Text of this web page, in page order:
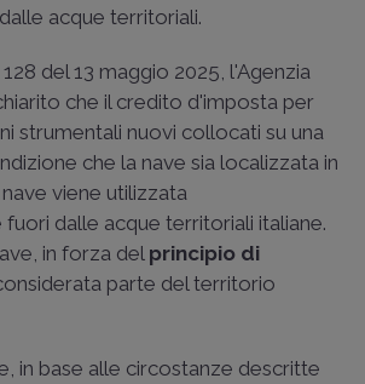
acque territoriali.
del 13 maggio 2025, l'Agenzia
che il credito d'imposta per
strumentali nuovi collocati su una
che la nave sia localizzata in
viene utilizzata
dalle acque territoriali italiane.
in forza del principio di
parte del territorio
in base alle circostanze descritte